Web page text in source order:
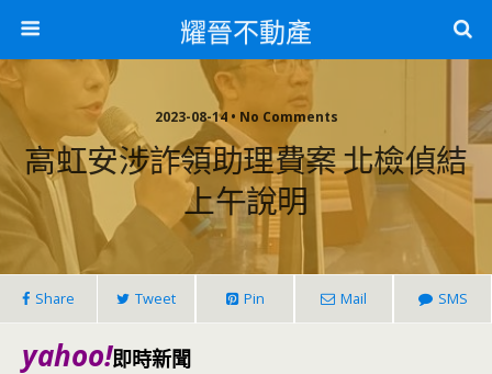
耀晉不動產
2023-08-14 • No Comments
高虹安涉詐領助理費案 北檢偵結
上午說明
Share Tweet Pin Mail SMS
yahoo!即時新聞